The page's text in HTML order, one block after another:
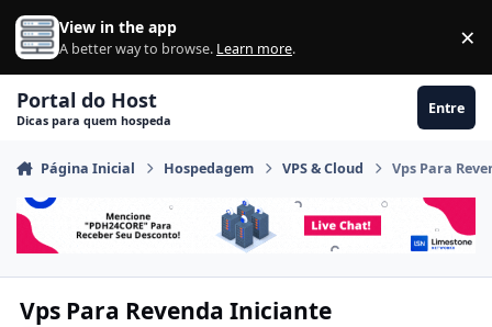
Ir para conteúdo
View in the app
A better way to browse. Learn more. ×
Portal do Host
Dicas para quem hospeda
Entre
Página Inicial Hospedagem VPS & Cloud Vps Para
Vps Para Revenda Iniciante